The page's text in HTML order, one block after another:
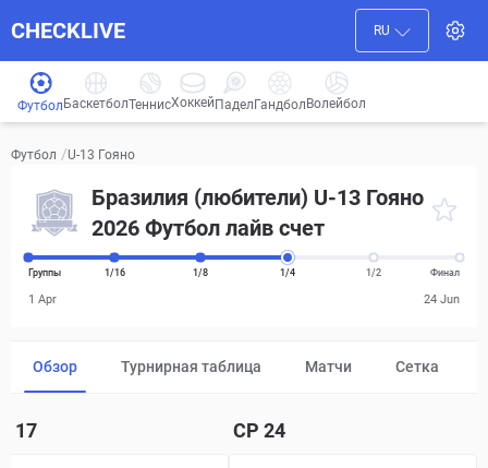
CHECKLIVE RU
Футбол БаскетболТеннисХоккей ПаделГандбол Волейбол
Футбол /U-13 Гояно
Бразилия (любители) U-13 Гояно
2026 Футбол лайв счет
Группы 1/16 1/8 1/4 1/2 Финал
1 Apr 24 Jun
Обзор Турнирная таблица Матчи Сетка
17 СР 24